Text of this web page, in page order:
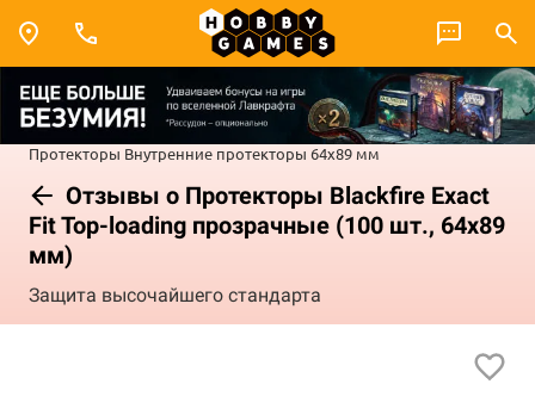
Протекторы Внутренние протекторы 64x89 мм
Отзывы о Протекторы Blackfire Exact
Fit Top-loading прозрачные (100 шт., 64x89
мм)
Защита высочайшего стандарта